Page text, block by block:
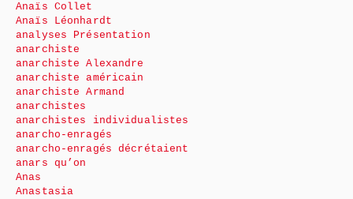
Anaïs Collet
Anaïs Léonhardt
analyses Présentation
anarchiste
anarchiste Alexandre
anarchiste américain
anarchiste Armand
anarchistes
anarchistes individualistes
anarcho-enragés
anarcho-enragés décrétaient
anars qu’on
Anas
Anastasia